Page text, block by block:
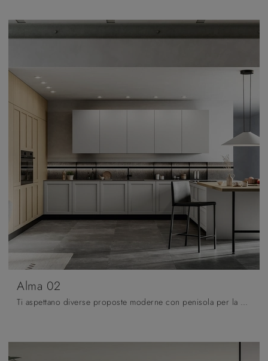
Alma 02
Ti aspettano diverse proposte moderne con penisola per la cucina, ideali per chi cerca uno spazio accogliente, pratico e confortevole ma ...